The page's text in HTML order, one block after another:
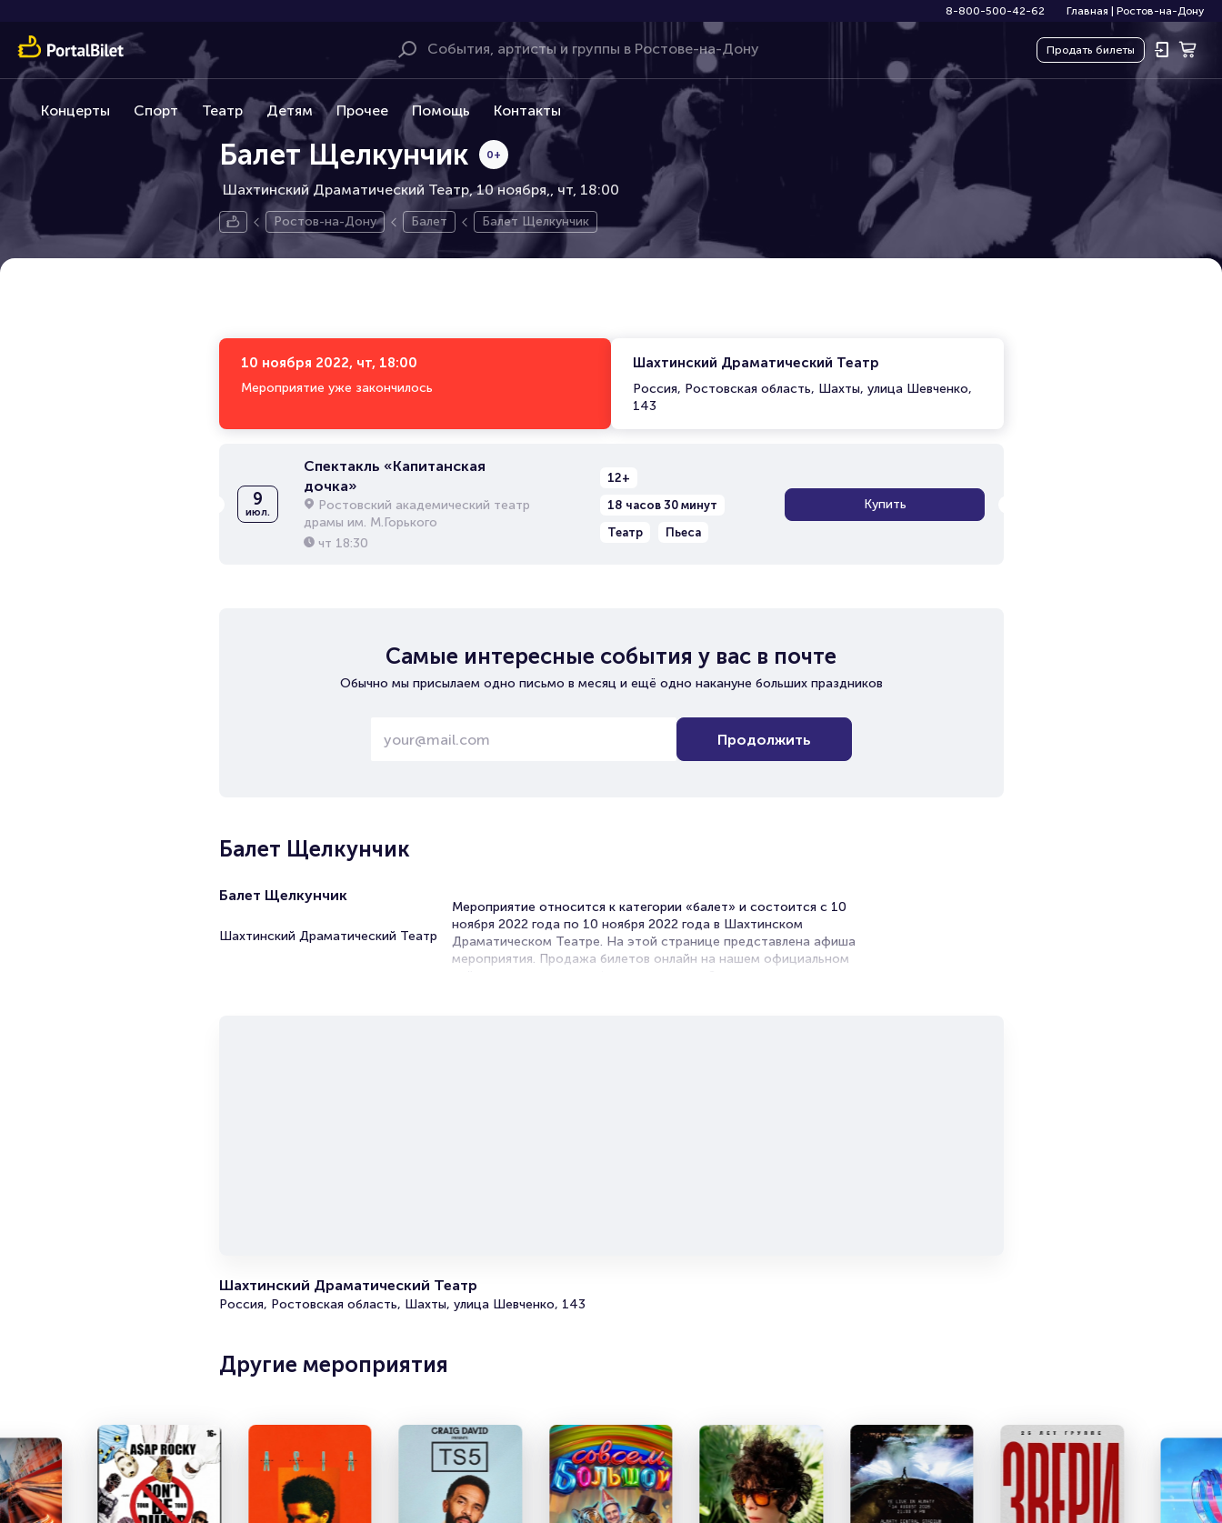
8-800-500-42-62 Главная Ростов-на-Дону
Продать билеты
Концерты Спорт Театр Детям Прочее Помощь Контакты
Балет Щелкунчик
Шахтинский Драматический Театр, 10 ноября,
0+
чт, 18:00
Ростов-на-Дону Балет Балет Щелкунчик
10 ноября 2022, чт, 18:00
Мероприятие уже закончилось
Шахтинский Драматический Театр
Россия, Ростовская область, Шахты, улица Шевченко,
143
9
июл.
Спектакль «Капитанская
дочка»
Ростовский академический театр
драмы им. М.Горького
чт 18:30
12+
18 часов 30 минут
Театр
Пьеса
Купить
Самые интересные события у вас в почте
Обычно мы присылаем одно письмо в месяц и ещё одно накануне больших праздников
Продолжить
Балет Щелкунчик
Балет Щелкунчик
Шахтинский Драматический Театр
Мероприятие относится к категории «балет» и состоится с 10
ноября 2022 года по 10 ноября 2022 года в Шахтинском
Драматическом Театре. На этой странице представлена афиша
мероприятия. Продажа билетов онлайн на нашем официальном
Portalbilet – удобный и надежный сервис для покупки и продажи
билетов на мероприятия разного формата. Среднее время на
Полезные ссылки
Подробнее о том, как вернуть, сдать или продать билет читайте
в разделах:
Шахтинский Драматический Театр
Россия, Ростовская область, Шахты, улица Шевченко, 143
Другие мероприятия